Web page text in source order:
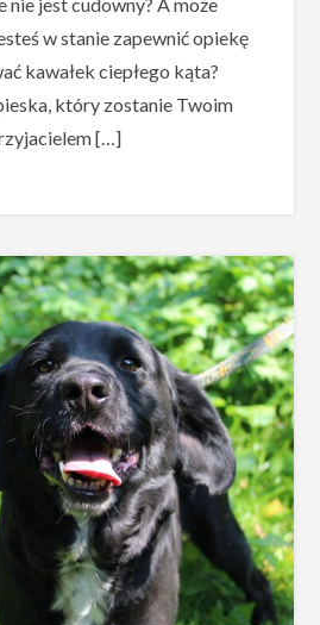
w stanie zapewnić opiekę
kawałek ciepłego kąta?
który zostanie Twoim
[…]